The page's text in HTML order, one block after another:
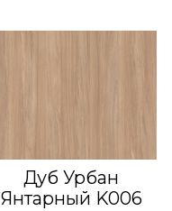
Дуб Урбан
Янтарный K006